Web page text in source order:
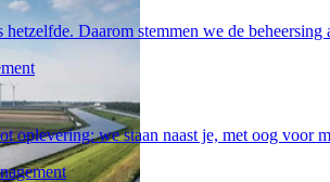
hetzelfde. Daarom stemmen we de
oplevering: we staan naast je, met oog voor